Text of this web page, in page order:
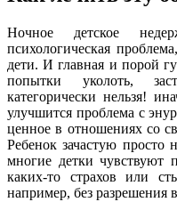
Ночное детское
психологическая
дети. И главная и порой
попытки уколоть,
категорически нельзя!
улучшится проблема с
ценное в отношениях со
Ребенок зачастую просто
многие детки чувствуют
каких-то страхов или
например, без разрешения